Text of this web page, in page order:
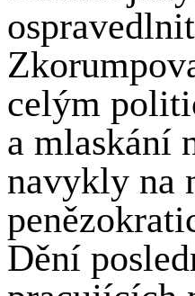
celým
a mlaskání
navykly na
Dění